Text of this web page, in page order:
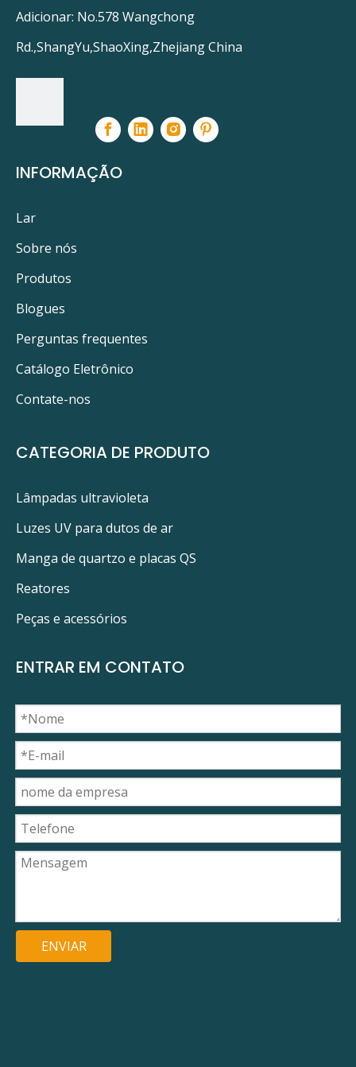
Adicionar: No.578 Wangchong
Rd.,ShangYu,ShaoXing,Zhejiang China
INFORMAÇÃO
Lar
Sobre nós
Produtos
Blogues
Perguntas frequentes
Catálogo Eletrônico
Contate-nos
CATEGORIA DE PRODUTO
Lâmpadas ultravioleta
Luzes UV para dutos de ar
Manga de quartzo e placas QS
Reatores
Peças e acessórios
ENTRAR EM CONTATO
ENVIAR